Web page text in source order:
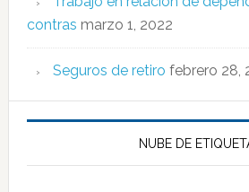
contras marzo 1, 2022
Seguros de retiro febrero 28,
NUBE DE